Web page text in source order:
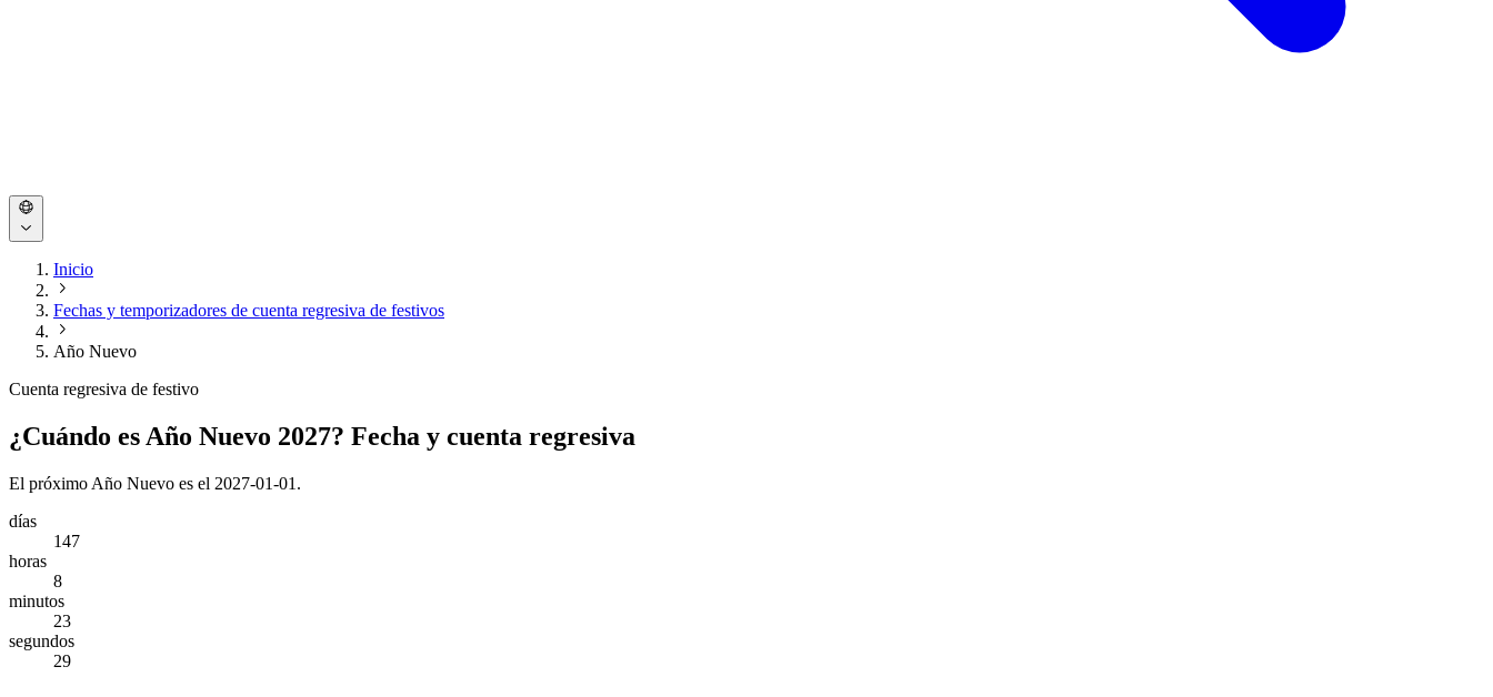
Inicio
Fechas y temporizadores de cuenta regresiva de festivos
Año Nuevo
Cuenta regresiva de festivo
¿Cuándo es Año Nuevo 2027? Fecha y cuenta regresiva
El próximo Año Nuevo es el 2027-01-01.
días
147
horas
8
minutos
23
segundos
29